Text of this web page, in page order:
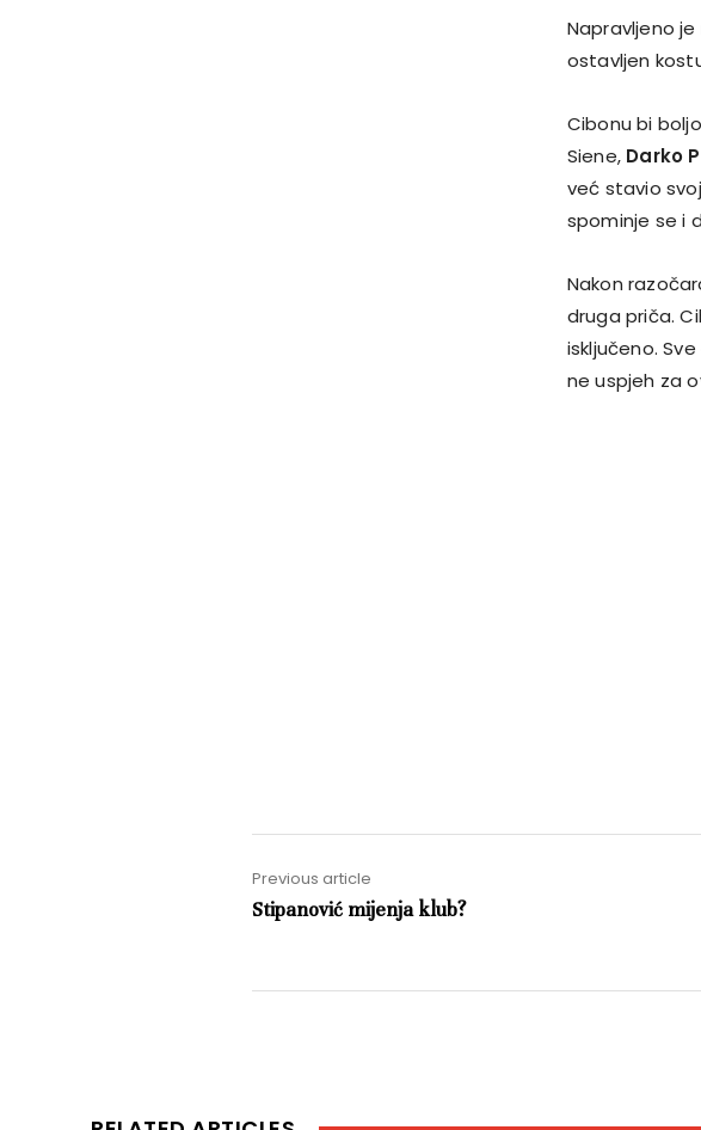
Napravljeno
ostavljen
Cibonu bi
Siene, Darko
već stavio
spominje se i
Nakon
druga priča.
isključeno.
ne uspjeh za
Previous article
Stipanović mijenja klub?